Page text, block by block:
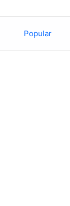
Popular